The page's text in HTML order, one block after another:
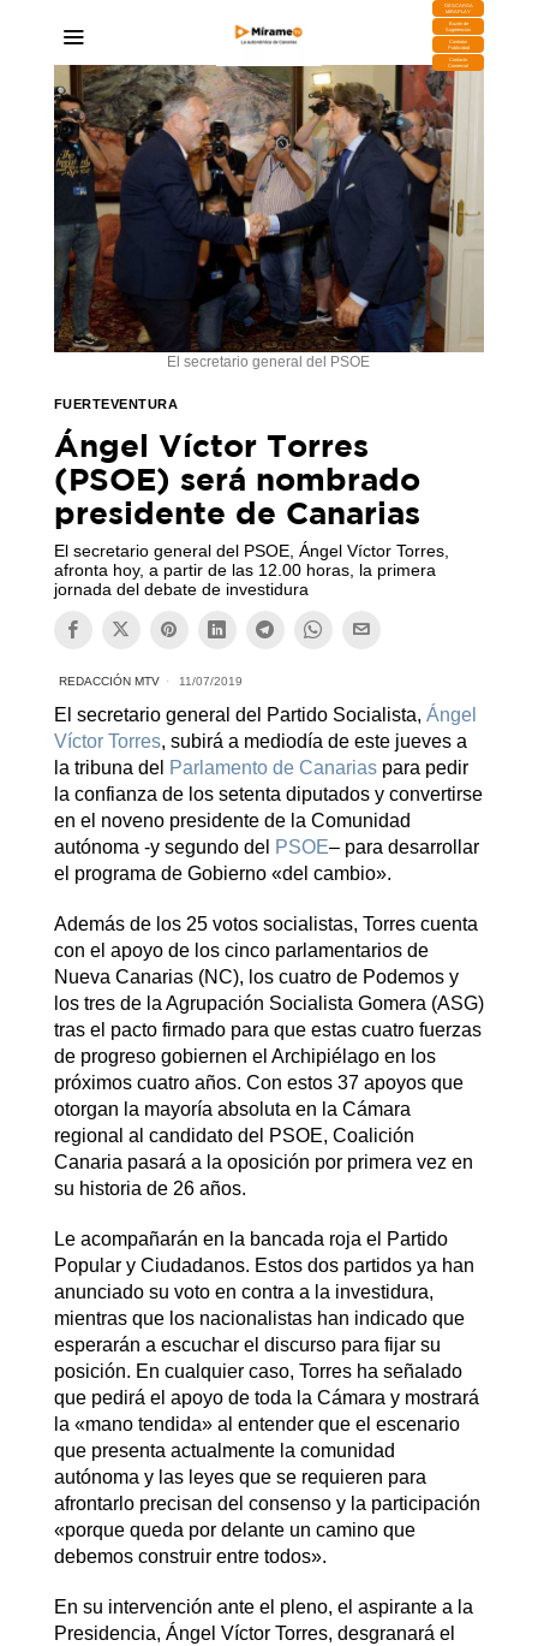
DESCARGA
MIRAPLAY
Buzón de
Sugerencias
Contratar
Publicidad
Contacto
Comercial
El secretario general del PSOE
FUERTEVENTURA
Ángel Víctor Torres
(PSOE) será nombrado
presidente de Canarias
El secretario general del PSOE, Ángel Víctor Torres,
afronta hoy, a partir de las 12.00 horas, la primera
jornada del debate de investidura
REDACCIÓN MTV 11/07/2019
El secretario general del Partido Socialista, Ángel
Víctor Torres, subirá a mediodía de este jueves a
la tribuna del Parlamento de Canariaspara pedir
la confianza de los setenta diputados y convertirse
en el noveno presidente de la Comunidad
autónoma -y segundo del PSOE– para desarrollar
el programa de Gobierno «del cambio».
Además de los 25 votos socialistas, Torres cuenta
con el apoyo de los cinco parlamentarios de
Nueva Canarias (NC), los cuatro de Podemos y
los tres de la Agrupación Socialista Gomera (ASG)
tras el pacto firmado para que estas cuatro fuerzas
de progreso gobiernen el Archipiélago en los
próximos cuatro años. Con estos 37 apoyos que
otorgan la mayoría absoluta en la Cámara
regional al candidato del PSOE, Coalición
Canaria pasará a la oposición por primera vez en
su historia de 26 años.
Le acompañarán en la bancada roja el Partido
Popular y Ciudadanos. Estos dos partidos ya han
anunciado su voto en contra a la investidura,
mientras que los nacionalistas han indicado que
esperarán a escuchar el discurso para fijar su
posición. En cualquier caso, Torres ha señalado
que pedirá el apoyo de toda la Cámara y mostrará
la «mano tendida» al entender que el escenario
que presenta actualmente la comunidad
autónoma y las leyes que se requieren para
afrontarlo precisan del consenso y la participación
«porque queda por delante un camino que
debemos construir entre todos».
En su intervención ante el pleno, el aspirante a la
Presidencia, Ángel Víctor Torres, desgranará el